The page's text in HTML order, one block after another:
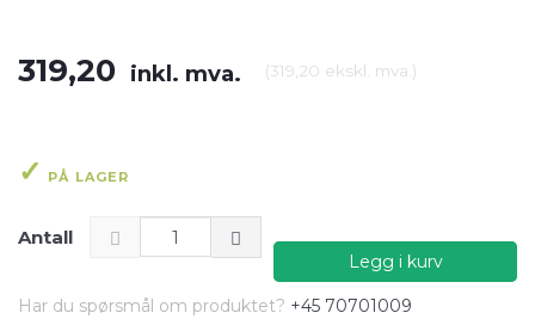
319,20 inkl. mva. (319,20 ekskl. mva. )
PÅ LAGER
Antall
Legg i kurv
Har du spørsmål om produktet? +45 70701009